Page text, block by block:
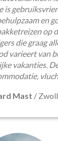
is
en
op
die graag
varieert van
vakanties.
Mast /